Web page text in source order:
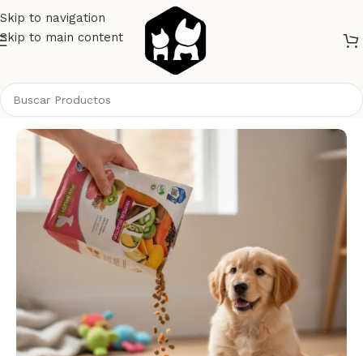
Skip to navigation
Skip to main content